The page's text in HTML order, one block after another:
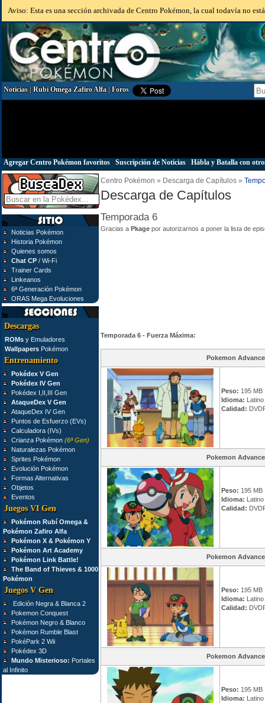
Aviso: Esta es una sección archivada de Centro Pokémon, la cual todavía no
Noticias|Rubí Omega Zafiro Alfa|Foros
Agregar Centro Pokémon favoritos Suscripción de Noticias Hábla y Batalla con
Noticias Pokémon
Historia Pokémon
Quienes somos
Chat CP / Wi-Fi
Trainer Cards
Linkeanos
6ª Generación Pokémon
ORAS Mega Evoluciones
Descargas
ROMs y Emuladores
Wallpapers Pokémon
Entrenamiento
Pokédex V Gen
Pokédex IV Gen
Pokédex I,II,III Gen
AtaqueDex V Gen
AtaqueDex IV Gen
Puntos de Esfuerzo (EVs)
Calculadora (IVs)
Crianza Pokémon (6ª Gen)
Naturalezas Pokémon
Sprites Pokémon
Evolución Pokémon
Formas Alternativas
Objetos
Eventos
Juegos VI Gen
Pokémon Rubí Omega &
Pokémon Zafiro Alfa
Pokémon X & Pokémon Y
Pokémon Art Academy
Pokémon Link Battle!
The Band of Thieves & 1000
Pokémon
Juegos V Gen
Edición Negra & Blanca 2
Pokemon Conquest
Pokémon Negro & Blanco
Pokémon Rumble Blast
PokéPark 2 Wii
Pokédex 3D
Mundo Misterioso: Portales
al Infinito
Centro Pokémon » Descarga de Capítulos »
Descarga de Capítulos
Temporada 6
Gracias a Pkage por autorizarnos a poner la lista de
Temporada 6 - Fuerza Máxima:
Pokemon
Peso: 195 MB
Idioma: Latino
Calidad:
Pokemon
Peso: 195 MB
Idioma: Latino
Calidad:
Pokemon
Peso: 195 MB
Idioma: Latino
Calidad:
Pokemon
Peso: 195 MB
Idioma: Latino